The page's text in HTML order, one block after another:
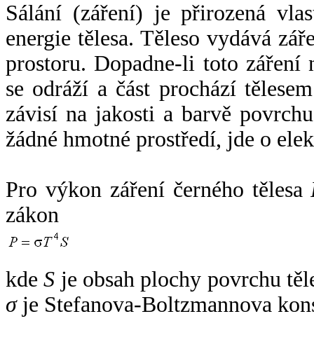
Sálání (záření) je přirozená
energie tělesa. Těleso vydává
prostoru. Dopadne-li toto záření
se odráží a část prochází
závisí na jakosti a barvě
žádné hmotné prostředí, jde o
Pro výkon záření černého tělesa
zákon
kdeS je obsah plochy povrchu
σje Stefanova-Boltzmannova